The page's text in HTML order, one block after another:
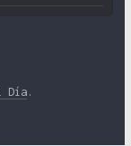
Día .